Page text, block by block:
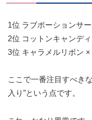
1位 ラブポーションサ
2位 コットンキャンデ
3位 キャラメルリボン
ここで一番注目すべき
入り”という点です。